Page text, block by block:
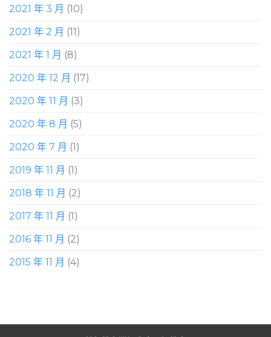
2021 年 3 月 (10)
2021 年 2 月 (11)
2021 年 1 月 (8)
2020 年 12 月 (17)
2020 年 11 月 (3)
2020 年 8 月 (5)
2020 年 7 月 (1)
2019 年 11 月 (1)
2018 年 11 月 (2)
2017 年 11 月 (1)
2016 年 11 月 (2)
2015 年 11 月 (4)